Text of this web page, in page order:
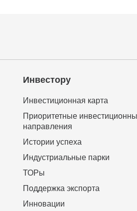
Инвестору
Инвестиционная карта
Приоритетные
направления
Истории успеха
Индустриальные парки
ТОРы
Поддержка экспорта
Инновации